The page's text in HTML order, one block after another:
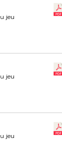
jeu
jeu
jeu